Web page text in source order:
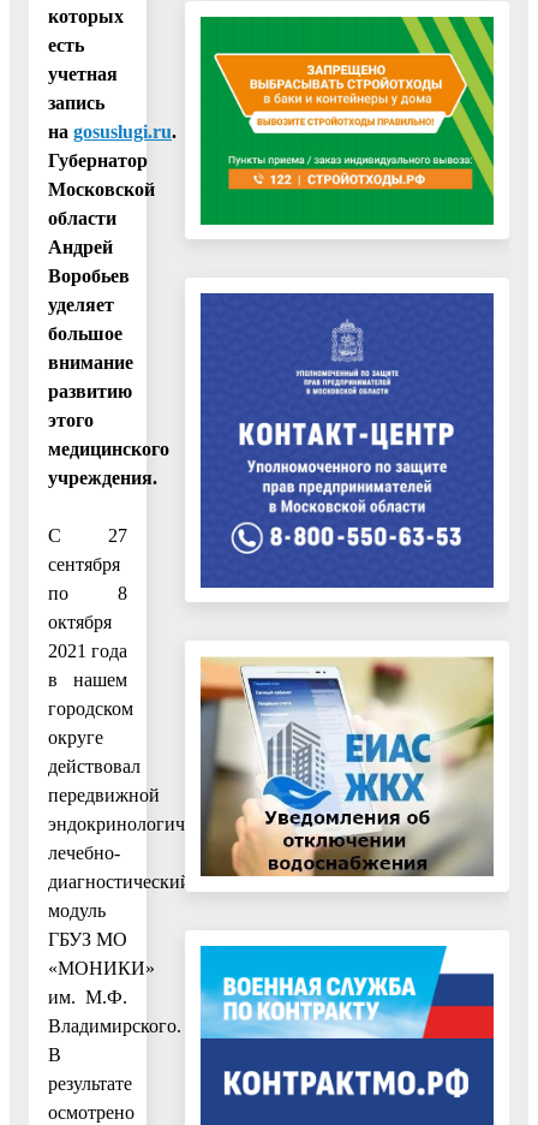
которых
есть
учетная
запись
на gosuslugi.ru.
Губернатор
Московской
области
Андрей
Воробьев
уделяет
большое
внимание
развитию
этого
медицинского
учреждения.
С 27
сентября
по 8
октября
2021 года
в нашем
городском
округе
действовал
передвижной
эндокринологический
лечебно-
диагностический
модуль
ГБУЗ МО
«МОНИКИ»
им. М.Ф.
Владимирского.
В
результате
осмотрено